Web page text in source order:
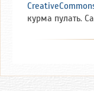
курма пулать.